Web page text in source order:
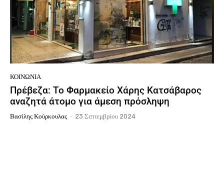
ΚΟΙΝΩΝΙΑ
Πρέβεζα: To Φαρμακείο Χάρης Κατσάβαρος
αναζητά άτομο για άμεση πρόσληψη
Βασίλης Κούρκουλας - 23 Σεπτεμβρίου 2024